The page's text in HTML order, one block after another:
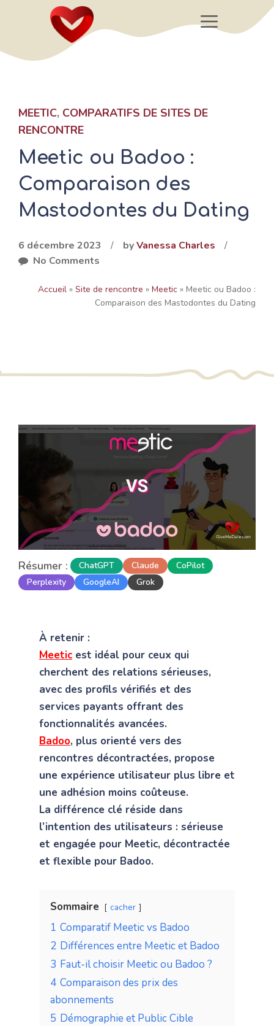
Menu
MEETIC, COMPARATIFS DE SITES DE
RENCONTRE
Meetic ou Badoo :
Comparaison des
Mastodontes du Dating
6 décembre 2023 / byVanessa Charles
/
No Comments
Accueil » Site de rencontre » Meetic » Meetic ou Badoo :
Comparaison des Mastodontes du Dating
Résumer : ChatGPT Claude
CoPilot
Perplexity
GoogleAI Grok
À retenir :
Meetic est idéal pour ceux qui
cherchent des relations sérieuses,
avec des profils vérifiés et des
services payants offrant des
fonctionnalités avancées.
Badoo, plus orienté vers des
rencontres décontractées, propose
une expérience utilisateur plus libre et
une adhésion moins coûteuse.
La différence clé réside dans
l’intention des utilisateurs : sérieuse
et engagée pour Meetic, décontractée
et flexible pour Badoo.
Sommaire cacher
1 Comparatif Meetic vs Badoo
2 Différences entre Meetic et Badoo
3 Faut-il choisir Meetic ou Badoo ?
4 Comparaison des prix des
abonnements
5 Démographie et Public Cible